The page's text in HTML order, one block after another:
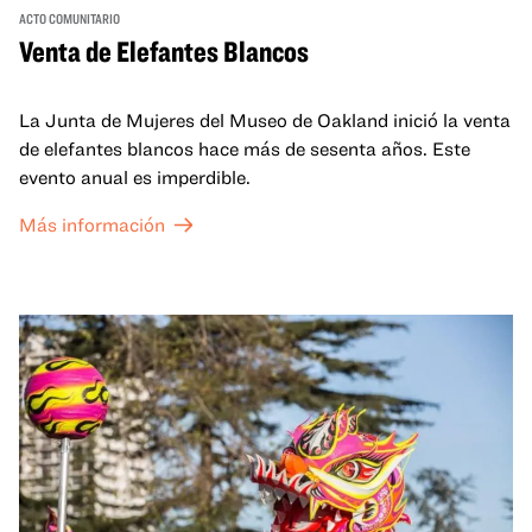
ACTO COMUNITARIO
Venta de Elefantes Blancos
La Junta de Mujeres del Museo de Oakland inició la venta
de elefantes blancos hace más de sesenta años. Este
evento anual es imperdible.
Más información